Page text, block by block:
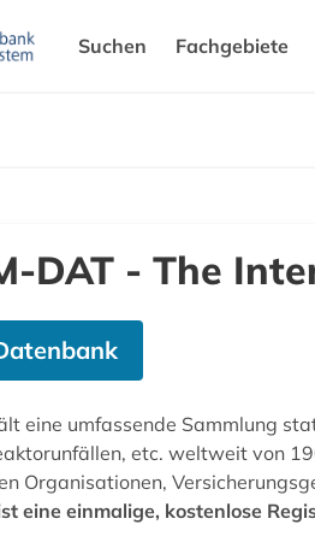
Suchen Fachgebiete
DAT - The
eine umfassende Sammlung
etc. weltweit von
Organisationen,
eine einmalige, kostenlose